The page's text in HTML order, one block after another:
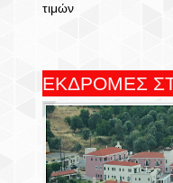
τιμών
ΕΚΔΡΟΜΕΣ